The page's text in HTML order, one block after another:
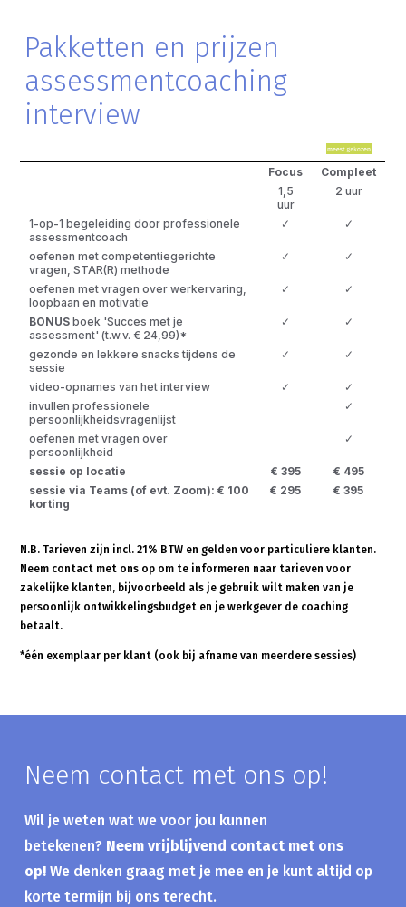
Pakketten en prijzen
assessmentcoaching
interview
Focus
Compleet
1,5
uur
2 uur
1-op-1 begeleiding door professionele
assessmentcoach
✓ ✓
oefenen met competentiegerichte
vragen, STAR(R) methode
✓ ✓
oefenen met vragen over werkervaring,
loopbaan en motivatie
✓ ✓
BONUSboek 'Succes met je
assessment' (t.w.v. € 24,99)*
✓ ✓
gezonde en lekkere snacks tijdens de
sessie
✓ ✓
video-opnames van het interview ✓
✓
invullen professionele
persoonlijkheidsvragenlijst
✓
oefenen met vragen over
persoonlijkheid
✓
sessie op locatie € 395
€ 495
sessie via Teams (of evt. Zoom): € 100
korting
€ 295 € 395
N.B. Tarieven zijn incl. 21% BTW en gelden voor particuliere klanten.
Neem contact met ons op om te informeren naar tarieven voor
zakelijke klanten, bijvoorbeeld als je gebruik wilt maken van je
persoonlijk ontwikkelingsbudget en je werkgever de coaching
betaalt.
*één exemplaar per klant (ook bij afname van meerdere sessies)
Neem contact met ons op!
Wil je weten wat we voor jou kunnen
betekenen? Neem vrijblijvend contact met ons
op! We denken graag met je mee en je kunt altijd op
korte termijn bij ons terecht.